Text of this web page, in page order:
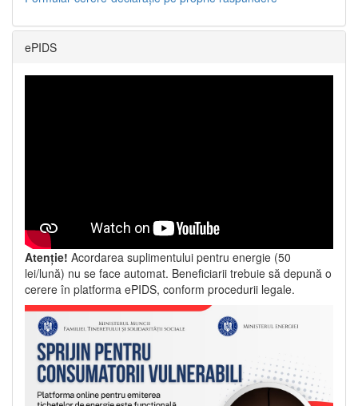
ePIDS
Atenție! Acordarea suplimentului pentru energie (50
lei/lună) nu se face automat. Beneficiarii trebuie să depună o
cerere în platforma ePIDS, conform procedurii legale.